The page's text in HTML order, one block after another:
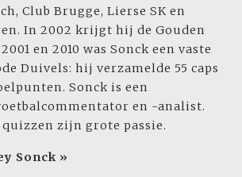
Club Brugge, Lierse SK en
In 2002 krijgt hij de Gouden
en 2010 was Sonck een vaste
Duivels: hij verzamelde 55 caps
Sonck is een
en -analist.
quizzen zijn grote passie.
Sonck »